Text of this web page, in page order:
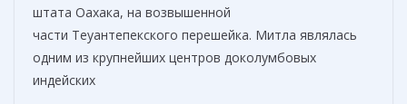
штата Оахака, на возвышенной
части Теуантепекского перешейка. Митла являлась
одним из крупнейших центров доколумбовых
индейских